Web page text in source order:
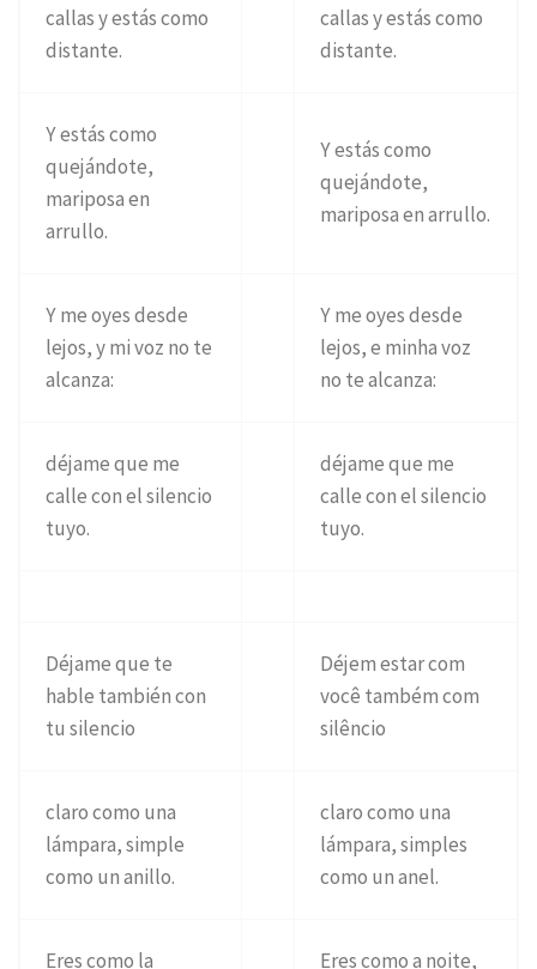
callas y estás como
distante.
callas y estás como
distante.
Y estás como
quejándote,
mariposa en
arrullo.
Y estás como
quejándote,
mariposa en arrullo.
Y me oyes desde
lejos, y mi voz no te
alcanza:
Y me oyes desde
lejos, e minha voz
no te alcanza:
déjame que me
calle con el silencio
tuyo.
déjame que me
calle con el silencio
tuyo.
Déjame que te
hable también con
tu silencio
Déjem estar com
você também com
silêncio
claro como una
lámpara, simple
como un anillo.
claro como una
lámpara, simples
como un anel.
Eres como la Eres como a noite,